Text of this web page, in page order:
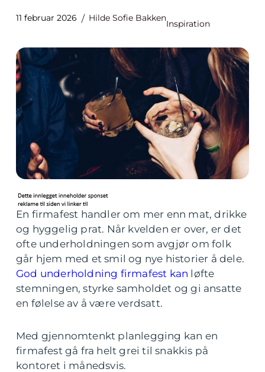
11 februar 2026 Hilde Sofie Bakken
Inspiration
En firmafest handler om mer enn mat, drikke
og hyggelig prat. Når kvelden er over, er det
ofte underholdningen som avgjør om folk
går hjem med et smil og nye historier å dele.
God underholdning firmafest kan løfte
stemningen, styrke samholdet og gi ansatte
en følelse av å være verdsatt.
Med gjennomtenkt planlegging kan en
firmafest gå fra helt grei til snakkis på
kontoret i månedsvis.